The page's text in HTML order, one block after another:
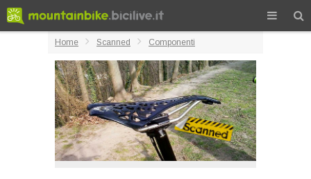
Home Scanned Componenti